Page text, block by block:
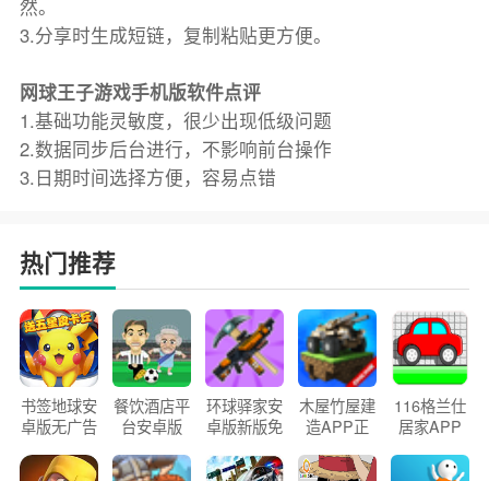
然。
3.分享时生成短链，复制粘贴更方便。
网球王子游戏手机版软件点评
1.基础功能灵敏度，很少出现低级问题
2.数据同步后台进行，不影响前台操作
3.日期时间选择方便，容易点错
热门推荐
书签地球安
卓版无广告
餐饮酒店平
台安卓版
环球驿家安
卓版新版免
木屋竹屋建
造APP正
116格兰仕
居家APP